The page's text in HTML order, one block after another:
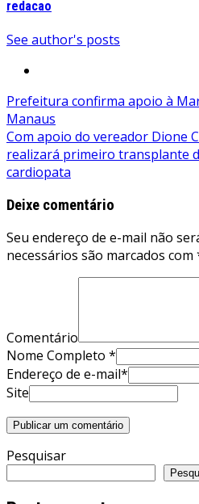
redacao
See author's posts
Navegação
de
Post
Prefeitura confirma apoio à
Manaus
Com apoio do vereador Dione
realizará primeiro transplante
cardiopata
Deixe comentário
Seu endereço de e-mail não
necessários são marcados com
Comentário
Nome Completo *
Endereço de e-mail*
Site
Pesquisar